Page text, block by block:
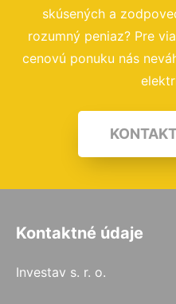
skúsených a
rozumný peniaz? Pre
cenovú ponuku nás
Kontaktné údaje
Investav s. r. o.